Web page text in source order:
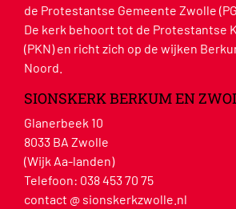
de Protestantse Gemeente Zwolle
De kerk behoort tot de Protestantse
(PKN) en richt zich op de wijken
Noord.
SIONSKERK BERKUM EN
Glanerbeek 10
8033 BA Zwolle
(Wijk Aa-landen)
Telefoon: 038 453 70 75
contact @ sionskerkzwolle.nl